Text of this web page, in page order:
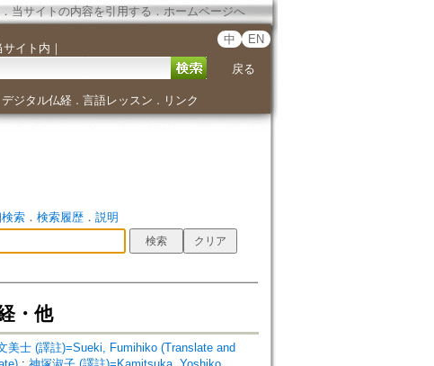
．当サイトの内容を引用する ． ホームページへ
サイト内 ｜
中 EN
戻る
デジタル仏経． 言語レッスン ． リンク
索． 検索履歴． 説明
・他
美士 (譯註)=Sueki, Fumihiko (Translate and